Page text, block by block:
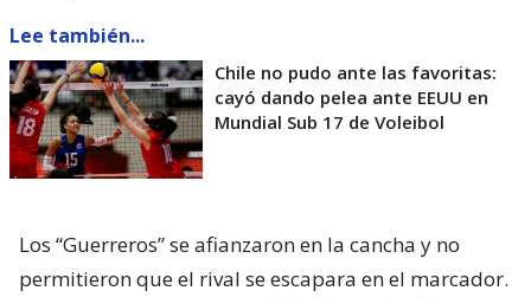
Lee también...
Chile no pudo ante las favoritas:
cayó dando pelea ante EEUU en
Mundial Sub 17 de Voleibol
Los “Guerreros” se afianzaron en la cancha y no
permitieron que el rival se escapara en el marcador.